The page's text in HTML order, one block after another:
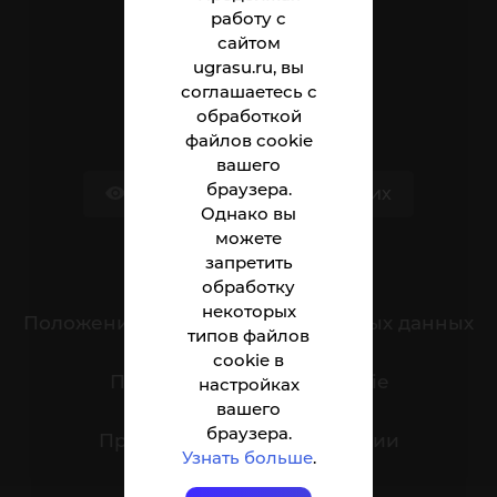
работу с
сайтом
ugrasu.ru, вы
соглашаетесь с
обработкой
файлов cookie
вашего
браузера.
Однако вы
можете
запретить
обработку
некоторых
типов файлов
cookie в
настройках
вашего
браузера.
Узнать больше.
Абитуриенту
Студенту
Сотруднику
Версия для слабовидящих
Обращения граждан
Положение о защите персональных данных
Политика обработки cookie
Противодействие коррупции